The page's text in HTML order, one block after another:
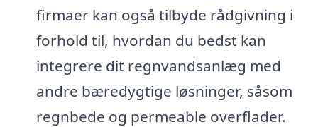
firmaer kan også tilbyde rådgivning i
forhold til, hvordan du bedst kan
integrere dit regnvandsanlæg med
andre bæredygtige løsninger, såsom
regnbede og permeable overflader.